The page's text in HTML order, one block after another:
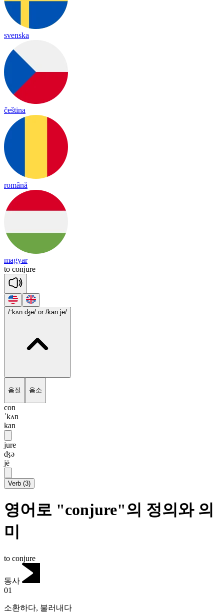
svenska
čeština
română
magyar
to conjure
/ˈkʌn.ʤə/ or /kan.jē/
음절 음소
con
ˈkʌn
kan
jure
ʤə
jē
Verb (3)
영어로 "conjure"의 정의와 의
미
to conjure
동사
01
소환하다, 불러내다